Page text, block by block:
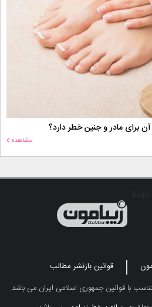
آن برای مادر و جنین خطر دارد؟
مشاهده
قوانین بازنشر مطالب
با قوانین جمهوری اسلامی ایران می باشد.